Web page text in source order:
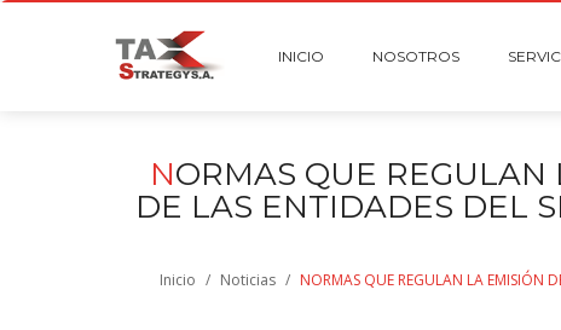
INICIO NOSOTROS
NORMAS QUE
DE LAS ENTIDADES DEL
Inicio / Noticias / NORMAS QUE REGULAN LA EMISIÓN